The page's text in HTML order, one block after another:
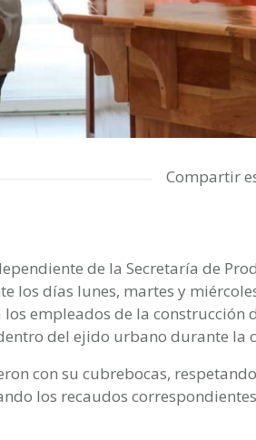
Compartir
de la Secretaría de
los días lunes, martes y
empleados de la construcción
del ejido urbano durante la
con su cubrebocas,
los recaudos